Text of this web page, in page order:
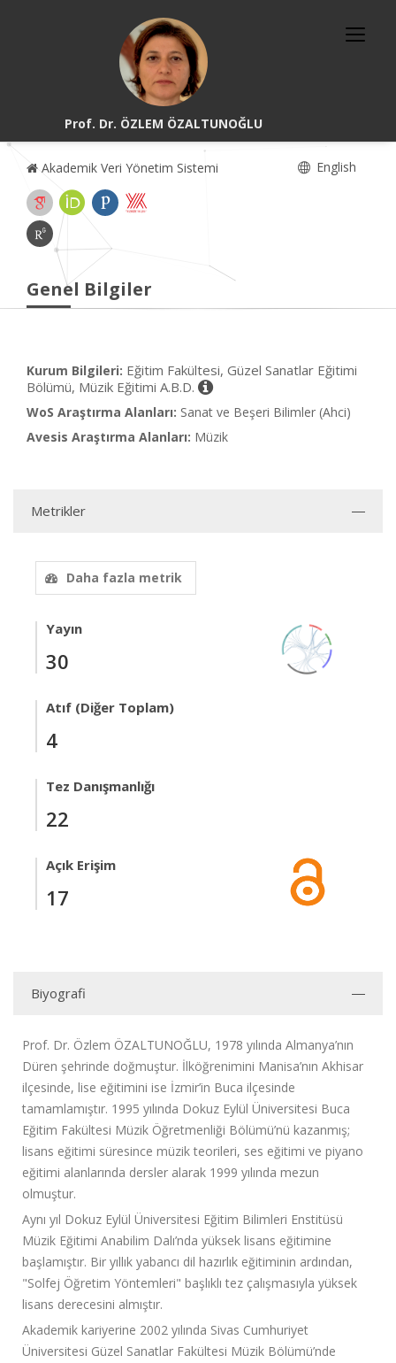
Prof. Dr. ÖZLEM ÖZALTUNOĞLU
Akademik Veri Yönetim Sistemi English
Genel Bilgiler
Kurum Bilgileri: Eğitim Fakültesi, Güzel Sanatlar Eğitimi
Bölümü, Müzik Eğitimi A.B.D.
WoS Araştırma Alanları: Sanat ve Beşeri Bilimler (Ahci)
Avesis Araştırma Alanları: Müzik
Metrikler
Daha fazla metrik
Yayın
30
Atıf (Diğer Toplam)
4
Tez Danışmanlığı
22
Açık Erişim
17
Biyografi
Prof. Dr. Özlem ÖZALTUNOĞLU, 1978 yılında Almanya’nın
Düren şehrinde doğmuştur. İlköğrenimini Manisa’nın Akhisar
ilçesinde, lise eğitimini ise İzmir’in Buca ilçesinde
tamamlamıştır. 1995 yılında Dokuz Eylül Üniversitesi Buca
Eğitim Fakültesi Müzik Öğretmenliği Bölümü’nü kazanmış;
lisans eğitimi süresince müzik teorileri, ses eğitimi ve piyano
eğitimi alanlarında dersler alarak 1999 yılında mezun
olmuştur.
Aynı yıl Dokuz Eylül Üniversitesi Eğitim Bilimleri Enstitüsü
Müzik Eğitimi Anabilim Dalı’nda yüksek lisans eğitimine
başlamıştır. Bir yıllık yabancı dil hazırlık eğitiminin ardından,
"Solfej Öğretim Yöntemleri" başlıklı tez çalışmasıyla yüksek
lisans derecesini almıştır.
Akademik kariyerine 2002 yılında Sivas Cumhuriyet
Üniversitesi Güzel Sanatlar Fakültesi Müzik Bölümü’nde